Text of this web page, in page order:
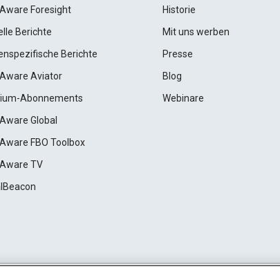
Foresight
Berichte
Berichte
Aviator
Abonnements
Global
FBO Toolbox
TV
Historie
Mit uns werben
Presse
Blog
Webinare